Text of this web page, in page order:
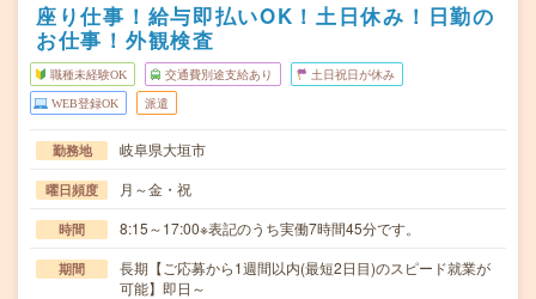
座り仕事！給与即払いOK！土日休み！日勤の
お仕事！外観検査
職種未経験OK 交通費別途支給あり 土日祝日が休み
WEB登録OK 派遣
勤務地 岐阜県大垣市
曜日頻度 月～金・祝
時間 8:15～17:00※表記のうち実働7時間45分です。
期間
長期【ご応募から1週間以内(最短2日目)のスピード就業が
可能】即日～